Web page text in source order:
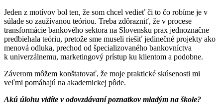
Jeden z motívov bol ten, že som chcel vedieť či to čo robíme je v
súlade so zaužívanou teóriou. Treba zdôrazniť, že v procese
transformácie bankového sektora na Slovensku prax jednoznačne
predbiehala teóriu, pretože sme museli riešiť jedinečné projekty ako
menová odluka, prechod od špecializovaného bankovníctva
k univerzálnemu, marketingový prístup ku klientom a podobne.
Záverom môžem konštatovať, že moje praktické skúsenosti mi
veľmi pomáhajú na akademickej pôde.
Akú úlohu vidíte v odovzdávaní poznatkov mladým na škole?